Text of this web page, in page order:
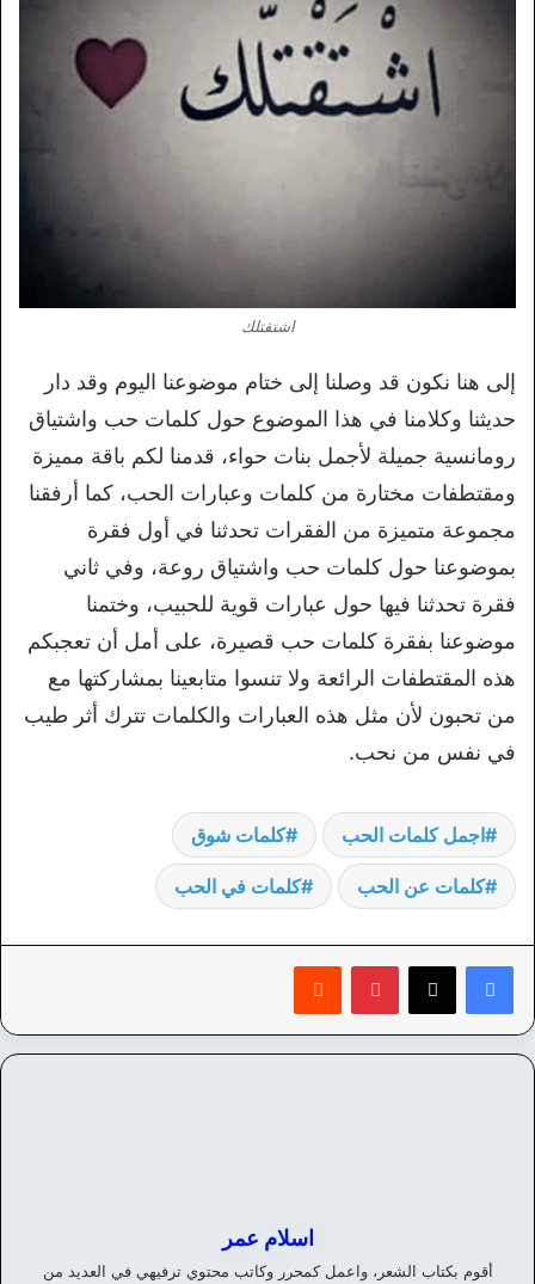
اشتقتلك
إلى هنا نكون قد وصلنا إلى ختام موضوعنا اليوم وقد دار
حديثنا وكلامنا في هذا الموضوع حول كلمات حب واشتياق
رومانسية جميلة لأجمل بنات حواء، قدمنا لكم باقة مميزة
ومقتطفات مختارة من كلمات وعبارات الحب، كما أرفقنا
مجموعة متميزة من الفقرات تحدثنا في أول فقرة
بموضوعنا حول كلمات حب واشتياق روعة، وفي ثاني
فقرة تحدثنا فيها حول عبارات قوية للحبيب، وختمنا
موضوعنا بفقرة كلمات حب قصيرة، على أمل أن تعجبكم
هذه المقتطفات الرائعة ولا تنسوا متابعينا بمشاركتها مع
من تحبون لأن مثل هذه العبارات والكلمات تترك أثر طيب
في نفس من نحب.
اجمل كلمات الحب كلمات شوق
كلمات عن الحب كلمات في الحب
بينتيريست
اسلام عمر
أقوم بكتاب الشعر، واعمل كمحرر وكاتب محتوي ترفيهي في العديد من